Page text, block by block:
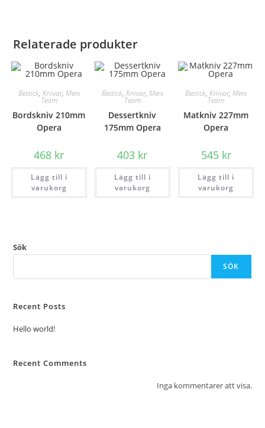
Relaterade produkter
Bestick, Knivar, Merx
Team
Bordskniv 210mm
Opera
468 kr
Lägg till i
varukorg
Bestick, Knivar, Merx
Team
Dessertkniv
175mm Opera
403 kr
Lägg till i
varukorg
Bestick,Knivar,Merx
Team
Matkniv 227mm
Opera
545 kr
Lägg till i
varukorg
Sök
SÖK
Recent Posts
Hello world!
Recent Comments
Inga kommentarer att visa.